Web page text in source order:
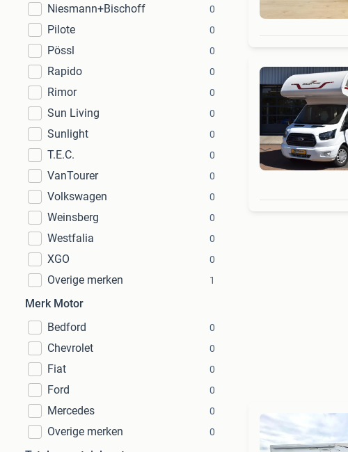
Niesmann+Bischoff 0
Pilote 0
Pössl 0
Rapido 0
Rimor 0
Sun Living 0
Sunlight 0
T.E.C. 0
VanTourer 0
Volkswagen 0
Weinsberg 0
Westfalia 0
XGO 0
Overige merken 1
Merk Motor
Bedford
0
Chevrolet 0
Fiat 0
Ford 0
Mercedes 0
Overige merken 0